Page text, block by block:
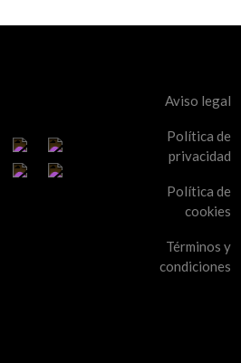
Aviso legal
Política de
privacidad
Política de
cookies
Términos y
condiciones